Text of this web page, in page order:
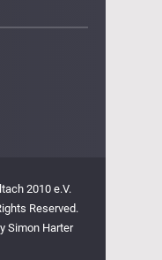
2010 e.V.
Reserved.
Simon Harter